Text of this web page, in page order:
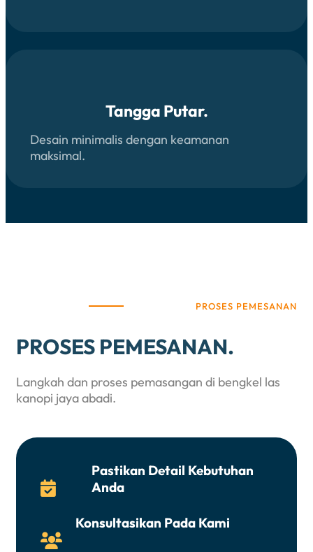
Tangga Putar.
Desain minimalis dengan keamanan
maksimal.
PROSES PEMESANAN
PROSES PEMESANAN.
Langkah dan proses pemasangan di bengkel las
kanopi jaya abadi.

Pastikan Detail Kebutuhan
Anda

Konsultasikan Pada Kami